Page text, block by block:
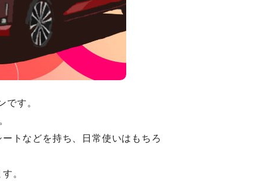
です。
トなどを持ち、日常使いはもちろ
。